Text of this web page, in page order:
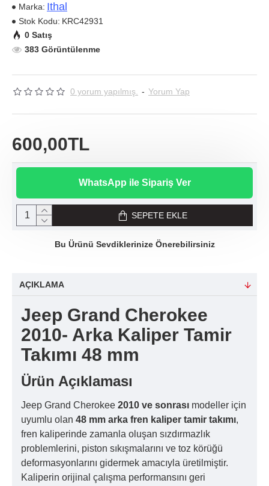
Marka: Ithal
Stok Kodu: KRC42931
0 Satış
383 Görüntülenme
0 yorum yapılmış. - Yorum Yap
600,00TL
WhatsApp ile Sipariş Ver
SEPETE EKLE
Bu Ürünü Sevdiklerinize Önerebilirsiniz
AÇIKLAMA
Jeep Grand Cherokee
2010- Arka Kaliper Tamir
Takımı 48 mm
Ürün Açıklaması
Jeep Grand Cherokee 2010 ve sonrası modeller için
uyumlu olan 48 mm arka fren kaliper tamir takımı,
fren kaliperinde zamanla oluşan sızdırmazlık
problemlerini, piston sıkışmalarını ve toz körüğü
deformasyonlarını gidermek amacıyla üretilmiştir.
Kaliperin orijinal çalışma performansını geri